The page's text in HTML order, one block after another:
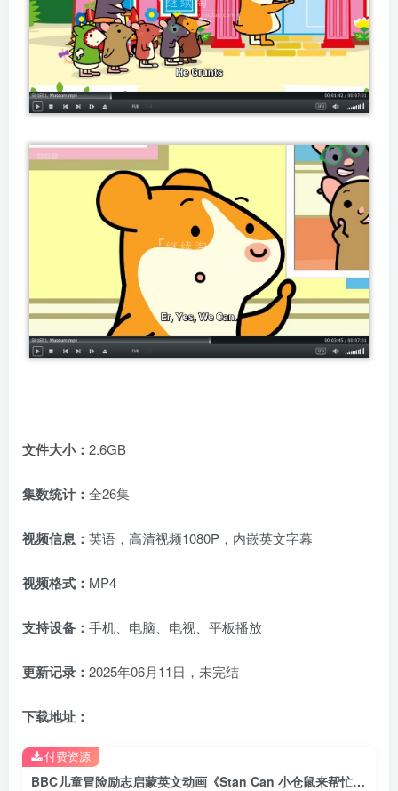
文件大小： 2.6GB
集数统计： 全26集
视频信息： 英语，高清视频1080P，内嵌英文字幕
视频格式： MP4
支持设备： 手机、电脑、电视、平板播放
更新记录： 2025年06月11日，未完结
下载地址：
BBC儿童冒险励志启蒙英文动画《Stan Can 小仓鼠来帮忙》全26集，1080P高清视频带英文字幕，百度网盘下载！
付费资源